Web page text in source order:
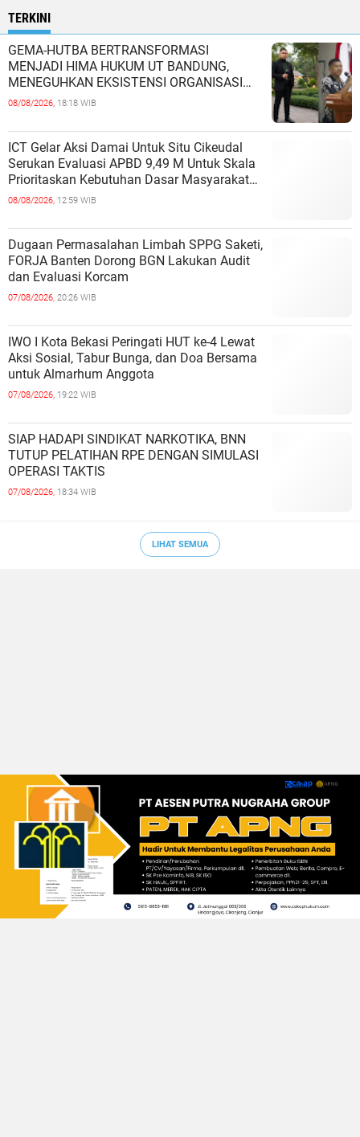
TERKINI
GEMA-HUTBA BERTRANSFORMASI
MENJADI HIMA HUKUM UT BANDUNG,
MENEGUHKAN EKSISTENSI ORGANISASI
MAHASISWA HUKUM UNIVERSITAS
08/08/2026, 18:18 WIB
ICT Gelar Aksi Damai Untuk Situ Cikeudal
Serukan Evaluasi APBD 9,49 M Untuk Skala
Prioritaskan Kebutuhan Dasar Masyarakat
Belum Saat nya Butuh Kawasa
08/08/2026, 12:59 WIB
Dugaan Permasalahan Limbah SPPG Saketi,
FORJA Banten Dorong BGN Lakukan Audit
dan Evaluasi Korcam
07/08/2026, 20:26 WIB
IWO I Kota Bekasi Peringati HUT ke-4 Lewat
Aksi Sosial, Tabur Bunga, dan Doa Bersama
untuk Almarhum Anggota
07/08/2026, 19:22 WIB
SIAP HADAPI SINDIKAT NARKOTIKA, BNN
TUTUP PELATIHAN RPE DENGAN SIMULASI
OPERASI TAKTIS
07/08/2026, 18:34 WIB
LIHAT SEMUA